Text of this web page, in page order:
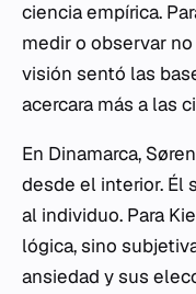
ciencia empírica.
medir o observar
visión sentó las
acercara más a las
En Dinamarca,
desde el interior. Él
al individuo. Para
lógica, sino
ansiedad y sus